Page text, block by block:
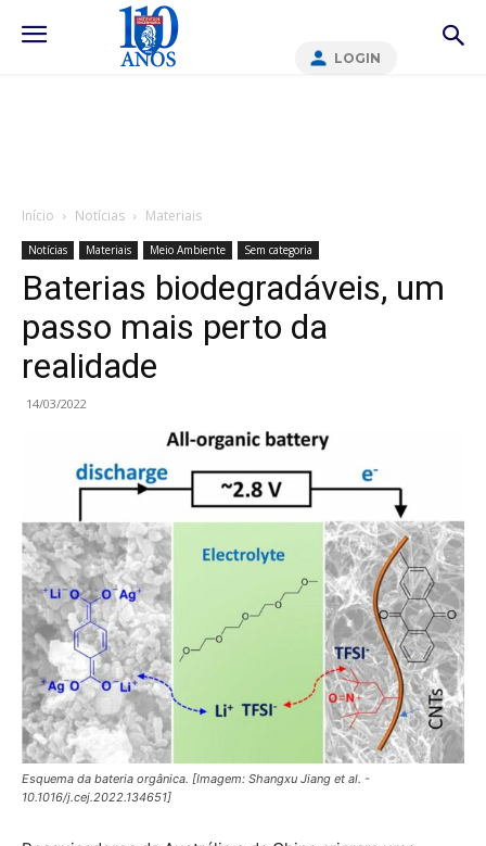
LOGIN
Início Notícias Materiais
Notícias Materiais Meio Ambiente Sem categoria
Baterias biodegradáveis, um
passo mais perto da
realidade
14/03/2022
Esquema da bateria orgânica. [Imagem: Shangxu Jiang et al. -
10.1016/j.cej.2022.134651]